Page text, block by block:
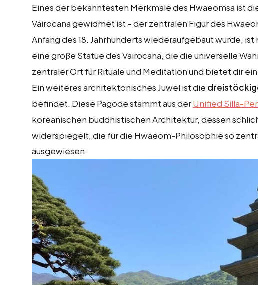
Eines der bekanntesten Merkmale des Hwaeomsa ist
Vairocana gewidmet ist – der zentralen Figur des
Anfang des 18. Jahrhunderts wiederaufgebaut wurde,
eine große Statue des Vairocana, die die universelle
zentraler Ort für Rituale und Meditation und bietet dir
Ein weiteres architektonisches Juwel ist die
befindet. Diese Pagode stammt aus derUnified Silla-
koreanischen buddhistischen Architektur, dessen
widerspiegelt, die für die Hwaeom-Philosophie so
ausgewiesen.